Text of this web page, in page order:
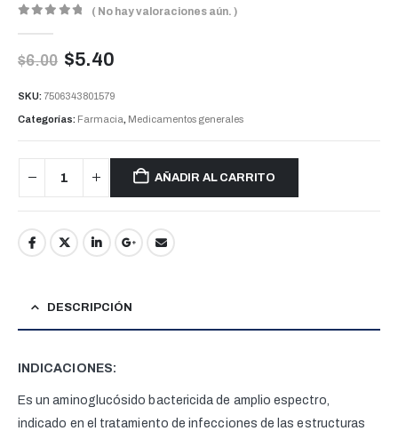
( No hay valoraciones aún. )
$6.00 $5.40
SKU:7506343801579
Categorías: Farmacia, Medicamentos generales
AÑADIR AL CARRITO
DESCRIPCIÓN
INDICACIONES:
Es un aminoglucósido bactericida de amplio espectro,
indicado en el tratamiento de infecciones de las estructuras